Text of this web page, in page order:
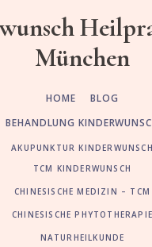
München
HOME
BLOG
BEHANDLUNG
AKUPUNKTUR KINDERWUNSCH
TCM KINDERWUNSCH
CHINESISCHE MEDIZIN – TCM
CHINESISCHE PHYTOTHERAPIE
NATURHEILKUNDE